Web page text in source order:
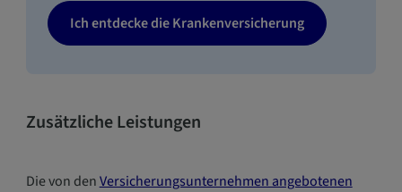
Ich entdecke die Krankenversicherung
Zusätzliche Leistungen
Die von denVersicherungsunternehmen angebotenen